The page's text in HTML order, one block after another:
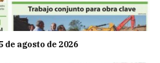
agosto de 2026